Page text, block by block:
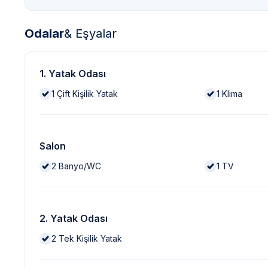
Odalar& Eşyalar
1. Yatak Odası
1 Çift Kişilik Yatak 1 Klima
Salon
2 Banyo/WC 1 TV
2. Yatak Odası
2 Tek Kişilik Yatak